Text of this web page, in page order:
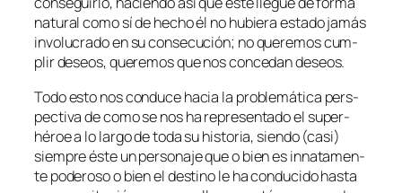
na­tu­ral co­mo sí de he­cho él no hu­bie­ra es­ta­do ja­más
in­vo­lu­cra­do en su con­se­cu­ción; no que­re­mos cum­
plir de­seos, que­re­mos que nos con­ce­dan deseos.
Todo es­to nos con­du­ce ha­cia la pro­ble­má­ti­ca pers­
pec­ti­va de co­mo se nos ha re­pre­sen­ta­do el super-
héroe a lo lar­go de to­da su his­to­ria, sien­do (ca­si)
siem­pre és­te un per­so­na­je que o bien es in­na­ta­men­
te po­de­ro­so o bien el des­tino le ha con­du­ci­do has­ta